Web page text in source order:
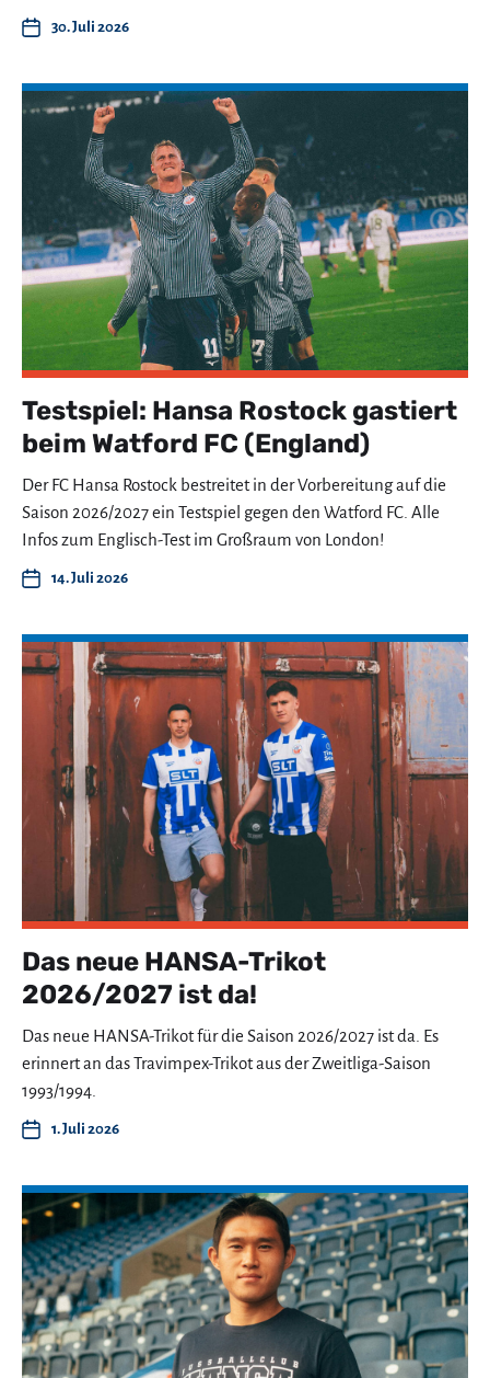
30. Juli 2026
Testspiel: Hansa Rostock gastiert
beim Watford FC (England)
Der FC Hansa Rostock bestreitet in der Vorbereitung auf die
Saison 2026/2027 ein Testspiel gegen den Watford FC. Alle
Infos zum Englisch-Test im Großraum von London!
14. Juli 2026
Das neue HANSA-Trikot
2026/2027 ist da!
Das neue HANSA-Trikot für die Saison 2026/2027 ist da. Es
erinnert an das Travimpex-Trikot aus der Zweitliga-Saison
1993/1994.
1. Juli 2026